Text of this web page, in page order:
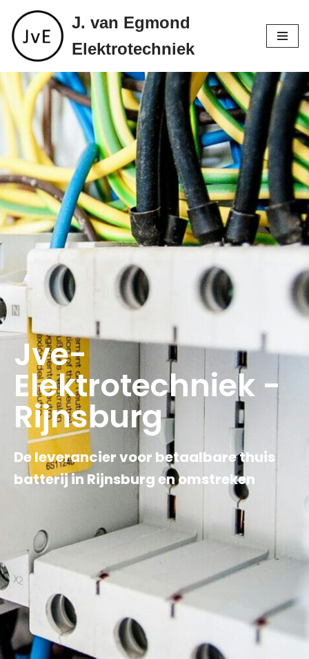
Ga
naar
de
inhoud
J. van Egmond
Elektrotechniek
Jve-
Elektrotechniek -
Rijnsburg
De leverancier voor betaalbare thuis
batterij in Rijnsburg en omstreken